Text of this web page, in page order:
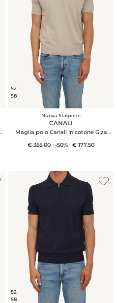
52
58
Nuova Stagione
CANALI
Maglia polo Canali in cotone Giza
beige
€ 355.00
-50% € 177.50
52
58